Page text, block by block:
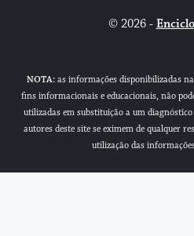
© 2026 -
NOTA: as informações disponibilizadas
fins informacionais e educacionais, não
utilizadas em substituição a um
autores deste site se eximem de qualquer
utilização das